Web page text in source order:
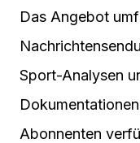
Das Angebot
Sport-Analysen
Abonnenten